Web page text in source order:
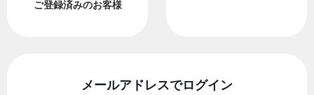
ご登録済みのお客様
メールアドレスでログイン